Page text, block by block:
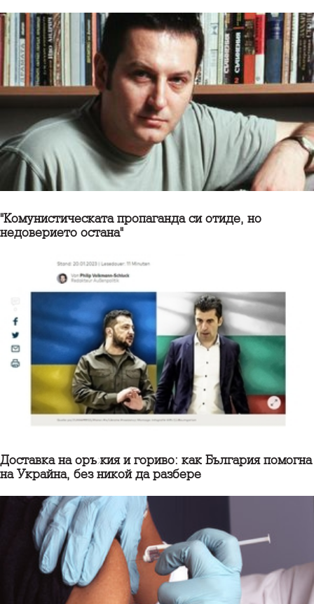
"Комунистическата пропаганда си отиде, но
недоверието остана"
Доставка на оръжия и гориво: как България помогна
на Украйна, без никой да разбере